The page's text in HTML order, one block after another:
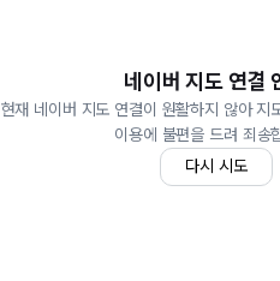
네이버 지도 연결
현재 네이버 지도 연결이 원활하지 않아 지
이용에 불편을 드려 죄송
다시 시도